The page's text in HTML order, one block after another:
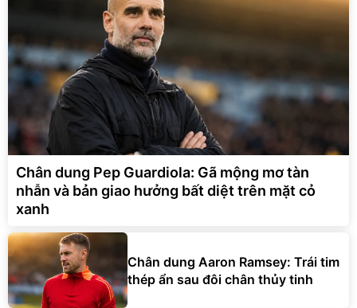
Chân dung Pep Guardiola: Gã mộng mơ tàn
nhẫn và bản giao hưởng bất diệt trên mặt cỏ
xanh
Chân dung Aaron Ramsey: Trái tim
thép ẩn sau đôi chân thủy tinh